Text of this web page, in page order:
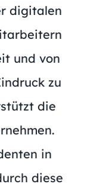
digitalen
und von
zu
die
in
diese